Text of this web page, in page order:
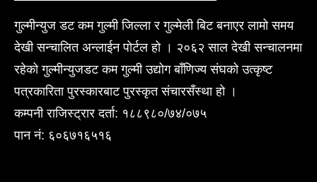
गुल्मीन्युज डट कम गुल्मी जिल्ला र गुल्मेली बिट बनाएर लामो समय
देखी सन्चालित अन्लाईन पोर्टल हो । २०६२ साल देखी सन्चालनमा
रहेको गुल्मीन्युजडट कम गुल्मी उद्योग बाँणिज्य संघको उत्कृष्ट
पत्रकारिता पुरस्कारबाट पुरस्कृत संचारसँस्था हो ।
कम्पनी राजिस्ट्रार दर्ता: १८८९८०/७४/०७५
पान नं: ६०६७१६५१६